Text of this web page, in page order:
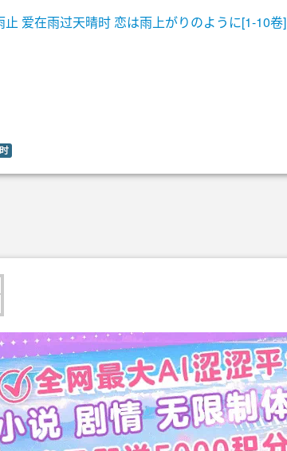
爱在雨过天晴时 恋は雨上がりのように[1-10卷]